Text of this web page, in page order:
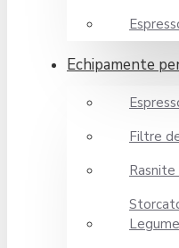
Echipamente
Filtre
Rasnite
Legume